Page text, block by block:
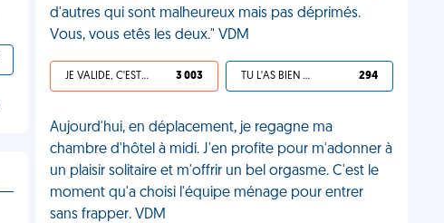
d'autres qui sont malheureux mais pas déprimés.
Vous, vous etês les deux." VDM
JE VALIDE, C'EST UNE VDM 3 003 TU L'AS BIEN MÉRITÉ 294
Aujourd'hui, en déplacement, je regagne ma
chambre d'hôtel à midi. J'en profite pour m'adonner à
un plaisir solitaire et m'offrir un bel orgasme. C'est le
moment qu'a choisi l'équipe ménage pour entrer
sans frapper. VDM